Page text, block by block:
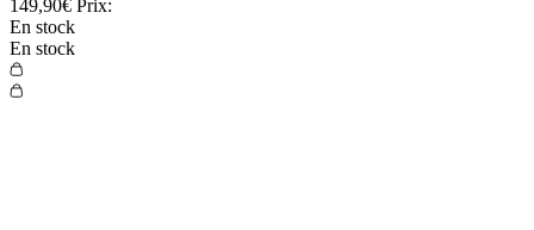
149,90€ Prix:
En stock
En stock